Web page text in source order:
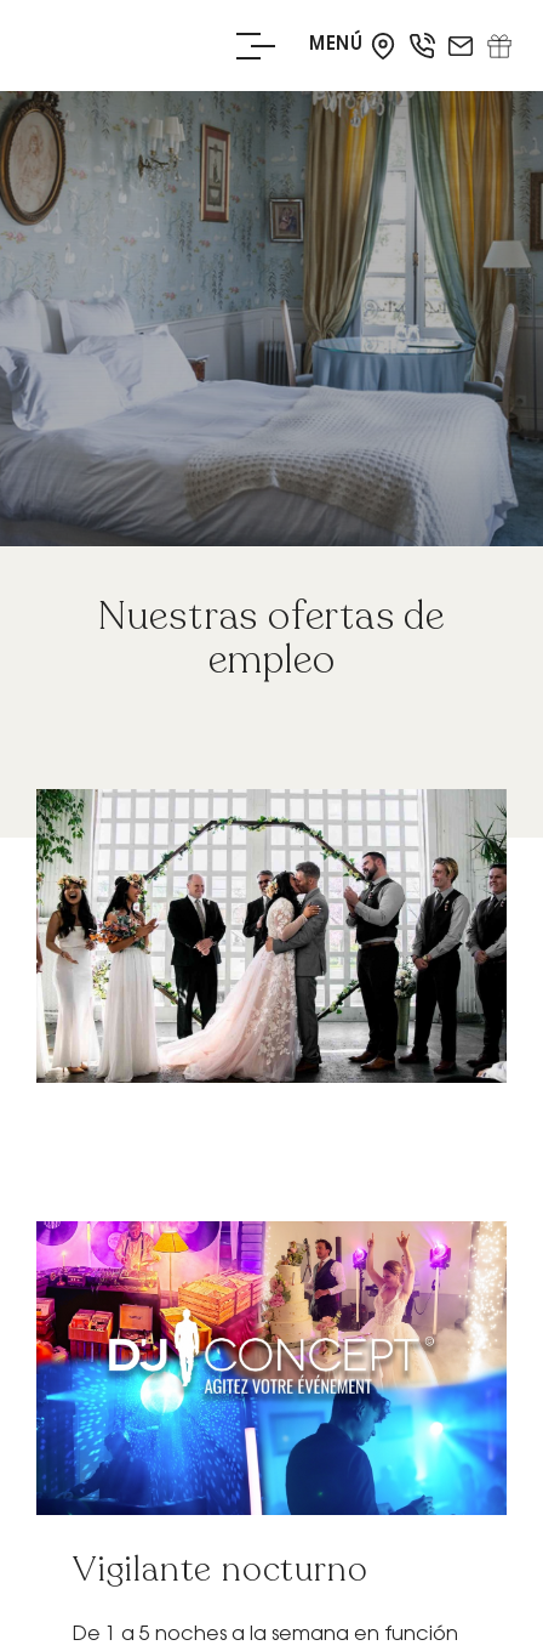
MENÚ
RESERVE AHORA
RESERVE SU
MESA
GIFT BOX
RESERVE SU
EVENTO
PRIVADO/PRO
Nuestras ofertas de
empleo
Vigilante nocturno
De 1 a 5 noches a la semana en función